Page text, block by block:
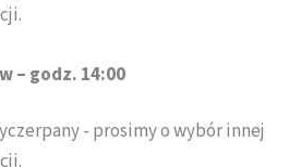
– godz. 14:00
- prosimy o wybór innej